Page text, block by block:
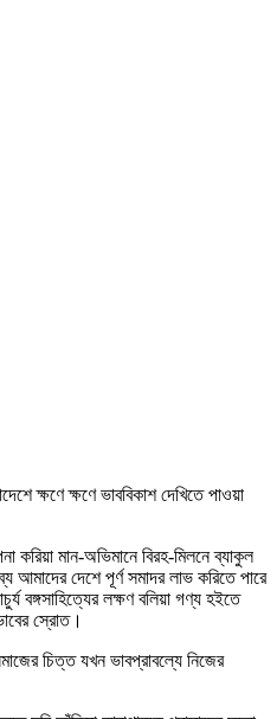
ক্ষণে ক্ষণে ভাববিকাশ দেখিতে পাওয়া
করিয়া মান-অভিমানে বিরহ-মিলনে ব্যাকুল
আমাদের দেশে পূর্ণ সমাদর লাভ করিতে পারে
বঙ্গসাহিত্যের লক্ষণ বলিয়া গণ্য হইতে
স্রোত।
চিত্ত যখন ভাবপ্রাবল্যে নিজের